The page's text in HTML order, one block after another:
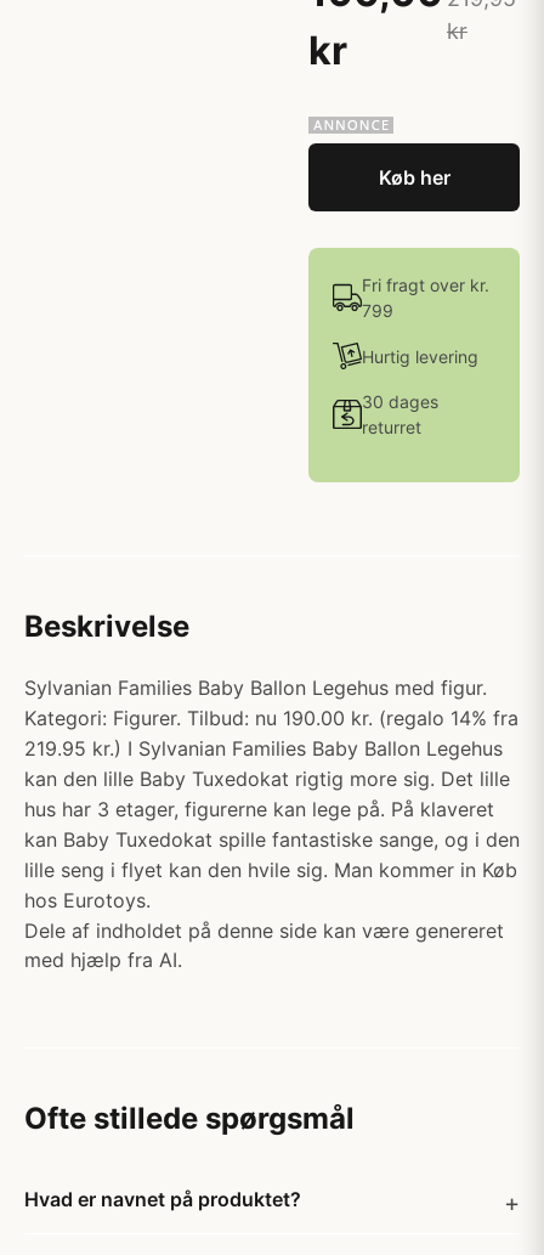
kr
kr
Køb her
Fri fragt over kr.
799
Hurtig levering
30 dages
returret
Beskrivelse
Sylvanian Families Baby Ballon Legehus med figur.
Kategori: Figurer. Tilbud: nu 190.00 kr. (regalo 14% fra
219.95 kr.) I Sylvanian Families Baby Ballon Legehus
kan den lille Baby Tuxedokat rigtig more sig. Det lille
hus har 3 etager, figurerne kan lege på. På klaveret
kan Baby Tuxedokat spille fantastiske sange, og i den
lille seng i flyet kan den hvile sig. Man kommer in Køb
hos Eurotoys.
Dele af indholdet på denne side kan være genereret
med hjælp fra AI.
Ofte stillede spørgsmål
Hvad er navnet på produktet?